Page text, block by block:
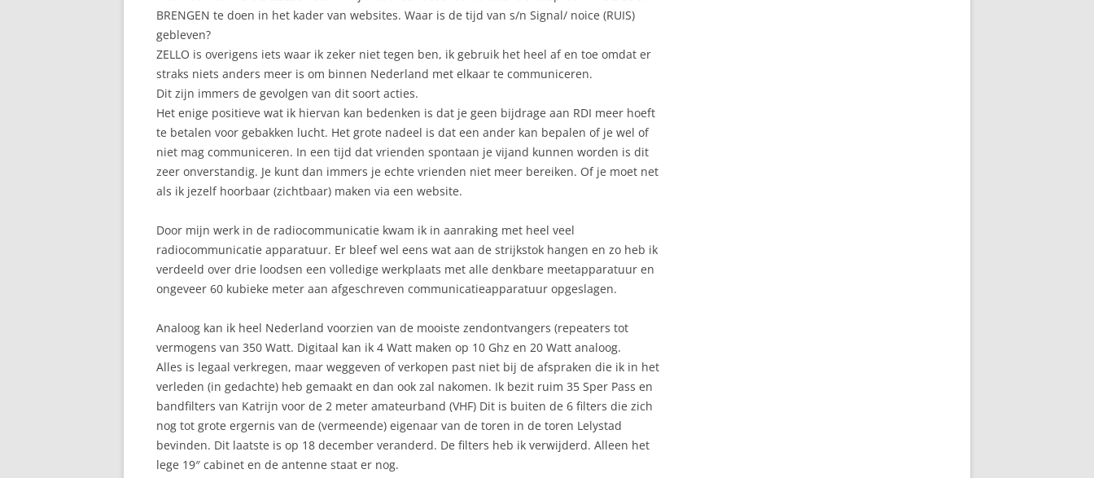
BRENGEN te doen in het kader van websites. Waar is de tijd van s/n Signal/ noice (RUIS)
gebleven?
ZELLO is overigens iets waar ik zeker niet tegen ben, ik gebruik het heel af en toe omdat er
straks niets anders meer is om binnen Nederland met elkaar te communiceren.
Dit zijn immers de gevolgen van dit soort acties.
Het enige positieve wat ik hiervan kan bedenken is dat je geen bijdrage aan RDI meer hoeft
te betalen voor gebakken lucht. Het grote nadeel is dat een ander kan bepalen of je wel of
niet mag communiceren. In een tijd dat vrienden spontaan je vijand kunnen worden is dit
zeer onverstandig. Je kunt dan immers je echte vrienden niet meer bereiken. Of je moet net
als ik jezelf hoorbaar (zichtbaar) maken via een website.
Door mijn werk in de radiocommunicatie kwam ik in aanraking met heel veel
radiocommunicatie apparatuur. Er bleef wel eens wat aan de strijkstok hangen en zo heb ik
verdeeld over drie loodsen een volledige werkplaats met alle denkbare meetapparatuur en
ongeveer 60 kubieke meter aan afgeschreven communicatieapparatuur opgeslagen.
Analoog kan ik heel Nederland voorzien van de mooiste zendontvangers (repeaters tot
vermogens van 350 Watt. Digitaal kan ik 4 Watt maken op 10 Ghz en 20 Watt analoog.
Alles is legaal verkregen, maar weggeven of verkopen past niet bij de afspraken die ik in het
verleden (in gedachte) heb gemaakt en dan ook zal nakomen. Ik bezit ruim 35 Sper Pass en
bandfilters van Katrijn voor de 2 meter amateurband (VHF) Dit is buiten de 6 filters die zich
nog tot grote ergernis van de (vermeende) eigenaar van de toren in de toren Lelystad
bevinden. Dit laatste is op 18 december veranderd. De filters heb ik verwijderd. Alleen het
lege 19″ cabinet en de antenne staat er nog.